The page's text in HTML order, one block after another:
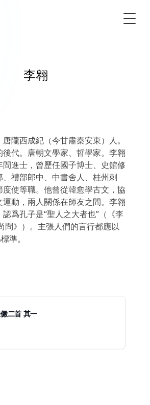
李翱
隴西成紀（今甘肅秦安東）人。
後代。唐朝文學家、哲學家。李翱
間進士，曾歷任國子博士、史館修
禮部郎中、中書舍人、桂州刺
度使等職。他曾從韓愈學古文，協
動，兩人關係在師友之間。李翱
爲孔子是“聖人之大者也”（《李
問》）。主張人們的言行都應以
準。
二首 其一